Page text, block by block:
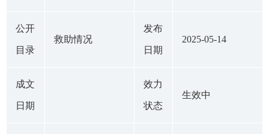
公开
目录
救助情况
发布
日期
2025-05-14
成文
日期
效力
状态
生效中